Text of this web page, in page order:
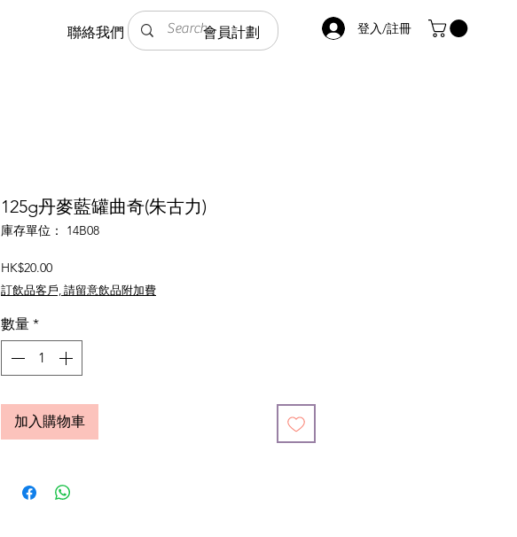
登入/註冊
聯絡我們 會員計劃
125g丹麥藍罐曲奇(朱古力)
庫存單位： 14B08
HK$20.00價
格
訂飲品客戶, 請留意飲品附加費
數量 *
加入購物車